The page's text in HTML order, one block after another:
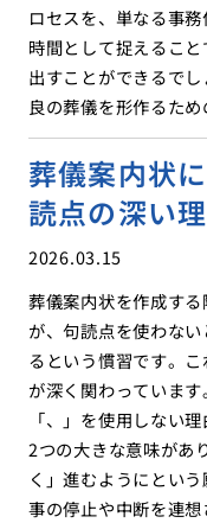
ロセスを、単なる事
時間として捉えるこ
出すことができるで
良の葬儀を形作るため
葬儀案内状
読点の深い
2026.03.15
葬儀案内状を作成す
が、句読点を使わな
るという慣習です。
が深く関わっていま
「、」を使用しない
2つの大きな意味があ
く」進むようにとい
事の停止や中断を連